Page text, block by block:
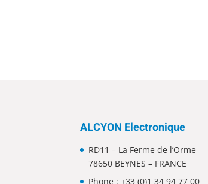
ALCYON Electronique
RD11 – La Ferme de l’Orme
78650 BEYNES – FRANCE
Phone :+33 (0)1 34 94 77 00